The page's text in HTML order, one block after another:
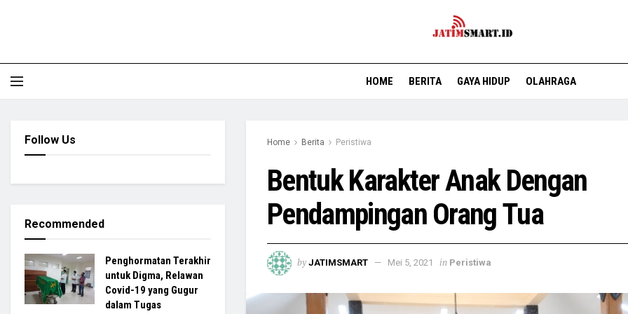
HOME BERITA GAYA HIDUP OLAHRAGA
Home Berita Peristiwa
Bentuk Karakter Anak Dengan
Pendampingan Orang Tua
by JATIMSMART Mei 5, 2021 in Peristiwa
Follow Us
Recommended
Penghormatan Terakhir
untuk Digma, Relawan
Covid-19 yang Gugur
dalam Tugas